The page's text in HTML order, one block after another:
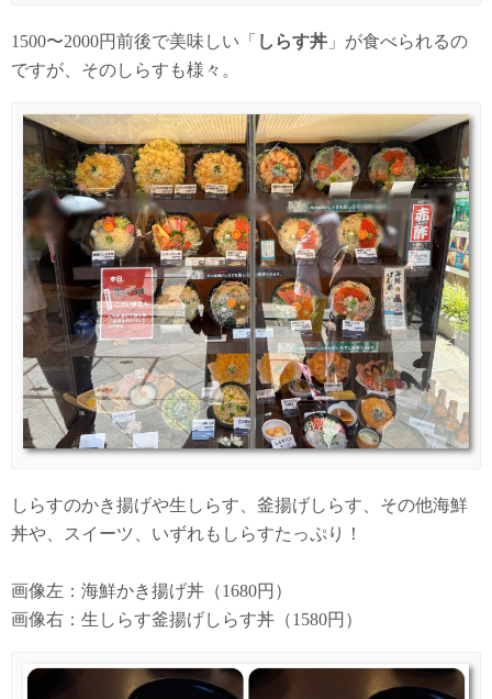
1500〜2000円前後で美味しい「 しらす丼 」が食べられるの
ですが、そのしらすも様々。
しらすのかき揚げや生しらす、釜揚げしらす、その他海鮮
丼や、スイーツ、いずれもしらすたっぷり！
画像左：海鮮かき揚げ丼（1680円）
画像右：生しらす釜揚げしらす丼（1580円）